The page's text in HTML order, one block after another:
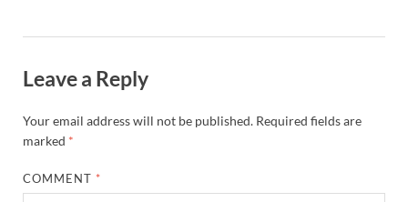
Leave a Reply
Your email address will not be published. Required fields are
marked *
COMMENT *